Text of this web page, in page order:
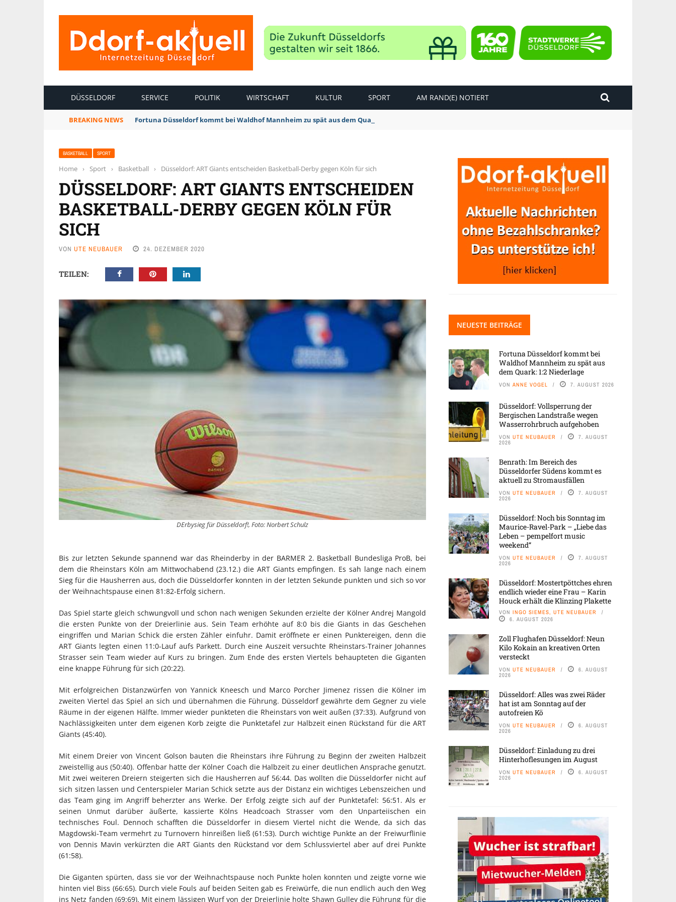
DÜSSELDORF SERVICE POLITIK WIRTSCHAFT KULTUR SPORT AM RAND(E) NOTIERT
BREAKING NEWS Fortuna Düsseldorf kommt bei Waldhof Mannheim zu spät aus dem Quark: 1:2 Niederlage
BASKETBALL SPORT
Home › Sport › Basketball › Düsseldorf: ART Giants entscheiden Basketball-Derby gegen Köln für sich
DÜSSELDORF: ART GIANTS ENTSCHEIDEN
BASKETBALL-DERBY GEGEN KÖLN FÜR
SICH
VON UTE NEUBAUER 24. DEZEMBER 2020
TEILEN:
DErbysieg für Düsseldorf!, Foto: Norbert Schulz
Bis zur letzten Sekunde spannend war das Rheinderby in der BARMER 2. Basketball Bundesliga ProB, bei
dem die Rheinstars Köln am Mittwochabend (23.12.) die ART Giants empfingen. Es sah lange nach einem
Sieg für die Hausherren aus, doch die Düsseldorfer konnten in der letzten Sekunde punkten und sich so vor
der Weihnachtspause einen 81:82-Erfolg sichern.
Das Spiel starte gleich schwungvoll und schon nach wenigen Sekunden erzielte der Kölner Andrej Mangold
die ersten Punkte von der Dreierlinie aus. Sein Team erhöhte auf 8:0 bis die Giants in das Geschehen
eingriffen und Marian Schick die ersten Zähler einfuhr. Damit eröffnete er einen Punktereigen, denn die
ART Giants legten einen 11:0-Lauf aufs Parkett. Durch eine Auszeit versuchte Rheinstars-Trainer Johannes
Strasser sein Team wieder auf Kurs zu bringen. Zum Ende des ersten Viertels behaupteten die Giganten
eine knappe Führung für sich (20:22).
Mit erfolgreichen Distanzwürfen von Yannick Kneesch und Marco Porcher Jimenez rissen die Kölner im
zweiten Viertel das Spiel an sich und übernahmen die Führung. Düsseldorf gewährte dem Gegner zu viele
Räume in der eigenen Hälfte. Immer wieder punkteten die Rheinstars von weit außen (37:33). Aufgrund von
Nachlässigkeiten unter dem eigenen Korb zeigte die Punktetafel zur Halbzeit einen Rückstand für die ART
Giants (45:40).
Mit einem Dreier von Vincent Golson bauten die Rheinstars ihre Führung zu Beginn der zweiten Halbzeit
zweistellig aus (50:40). Offenbar hatte der Kölner Coach die Halbzeit zu einer deutlichen Ansprache genutzt.
Mit zwei weiteren Dreiern steigerten sich die Hausherren auf 56:44. Das wollten die Düsseldorfer nicht auf
sich sitzen lassen und Centerspieler Marian Schick setzte aus der Distanz ein wichtiges Lebenszeichen und
das Team ging im Angriff beherzter ans Werke. Der Erfolg zeigte sich auf der Punktetafel: 56:51. Als er
seinen Unmut darüber äußerte, kassierte Kölns Headcoach Strasser vom den Unparteiischen ein
technisches Foul. Dennoch schafften die Düsseldorfer in diesem Viertel nicht die Wende, da sich das
Magdowski-Team vermehrt zu Turnovern hinreißen ließ (61:53). Durch wichtige Punkte an der Freiwurflinie
von Dennis Mavin verkürzten die ART Giants den Rückstand vor dem Schlussviertel aber auf drei Punkte
(61:58).
Die Giganten spürten, dass sie vor der Weihnachtspause noch Punkte holen konnten und zeigte vorne wie
hinten viel Biss (66:65). Durch viele Fouls auf beiden Seiten gab es Freiwürfe, die nun endlich auch den Weg
ins Netz fanden (69:69). Mit einem lässigen Wurf von der Dreierlinie holte Shawn Gulley die Führung für die
NEUESTE BEITRÄGE
Fortuna Düsseldorf kommt bei
Waldhof Mannheim zu spät aus
dem Quark: 1:2 Niederlage
VON ANNE VOGEL 7. AUGUST 2026
Düsseldorf: Vollsperrung der
Bergischen Landstraße wegen
Wasserrohrbruch aufgehoben
VON UTE NEUBAUER 7. AUGUST
2026
Benrath: Im Bereich des
Düsseldorfer Südens kommt es
aktuell zu Stromausfällen
VON UTE NEUBAUER 7. AUGUST
2026
Düsseldorf: Noch bis Sonntag im
Maurice-Ravel-Park – „Liebe das
Leben – pempelfort music
weekend“
VON UTE NEUBAUER 7. AUGUST
2026
Düsseldorf: Mostertpöttches ehren
endlich wieder eine Frau – Karin
Houck erhält die Klinzing Plakette
VON INGO SIEMES, UTE NEUBAUER
6. AUGUST 2026
Zoll Flughafen Düsseldorf: Neun
Kilo Kokain an kreativen Orten
versteckt
VON UTE NEUBAUER 6. AUGUST
2026
Düsseldorf: Alles was zwei Räder
hat ist am Sonntag auf der
autofreien Kö
VON UTE NEUBAUER 6. AUGUST
2026
Düsseldorf: Einladung zu drei
Hinterhoflesungen im August
VON UTE NEUBAUER 6. AUGUST
2026